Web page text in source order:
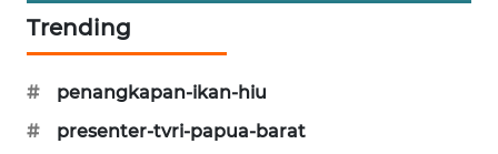
Trending
#
penangkapan-ikan-hiu
#
presenter-tvri-papua-barat
WATCH
MKLI